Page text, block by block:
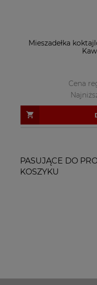
Mieszadełka
Cena
PASUJĄCE DO
KOSZYKU